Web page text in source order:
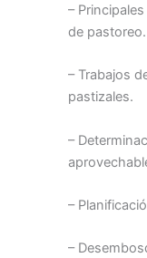
–
de pastoreo.
– Trabajos
pastizales.
–
–
–